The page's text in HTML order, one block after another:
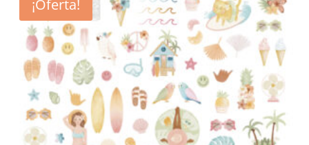
¡Oferta!